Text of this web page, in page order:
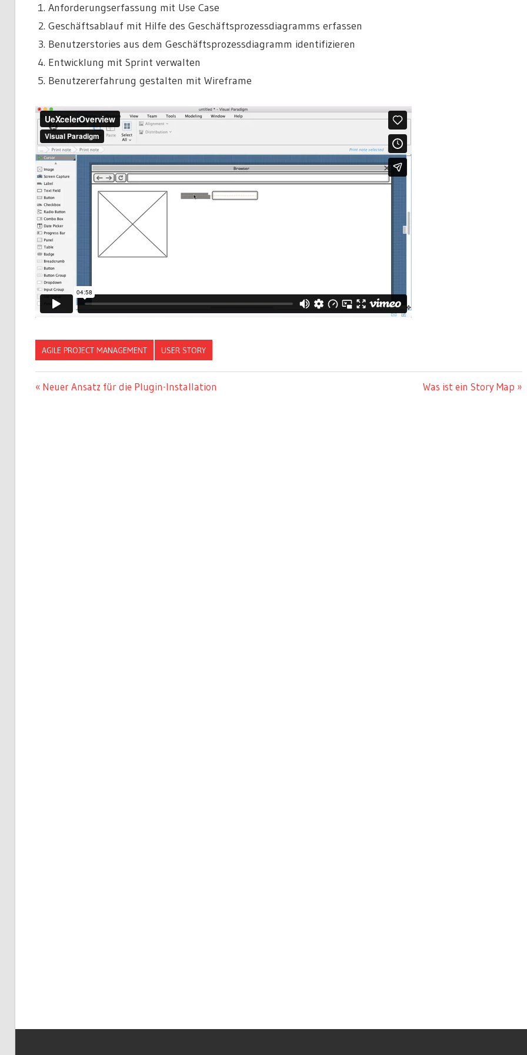
Anforderungserfassung mit Use Case
Geschäftsablauf mit Hilfe des Geschäftsprozessdiagramms erfassen
Benutzerstories aus dem Geschäftsprozessdiagramm identifizieren
Entwicklung mit Sprint verwalten
Benutzererfahrung gestalten mit Wireframe
AGILE PROJECT MANAGEMENT USER STORY
Beitragsnavigation
Vorheriger
Neuer Ansatz für die Plugin-Installation
Nächster
Was ist ein Story Map